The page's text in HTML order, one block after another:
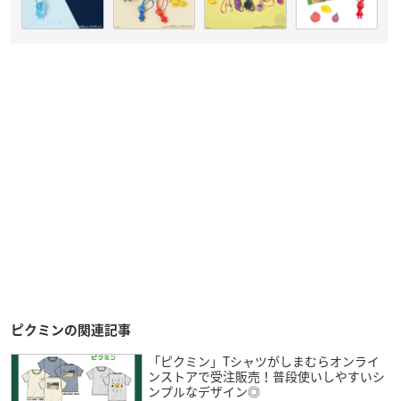
ピクミンの関連記事
「ピクミン」Tシャツがしまむらオンライ
ンストアで受注販売！普段使いしやすいシ
ンプルなデザイン◎